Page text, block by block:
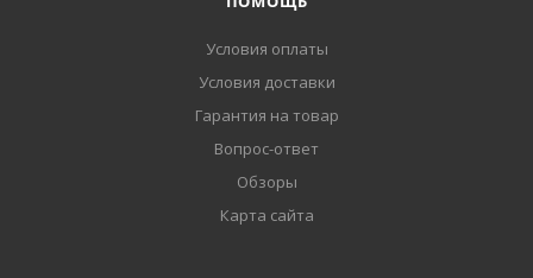
Условия оплаты
Условия доставки
Гарантия на товар
Вопрос-ответ
Обзоры
Карта сайта